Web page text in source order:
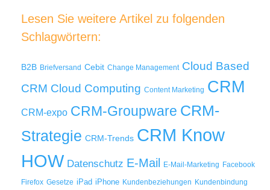
Lesen Sie weitere Artikel zu folgenden
Schlagwörtern:
B2B Briefversand Cebit Change Management Cloud Based
CRM Cloud Computing Content Marketing CRM
CRM-expo CRM-Groupware CRM-
Strategie CRM-Trends CRM Know
HOW Datenschutz E-Mail E-Mail-Marketing Facebook
Firefox Gesetze iPad iPhone Kundenbeziehungen Kundenbindung